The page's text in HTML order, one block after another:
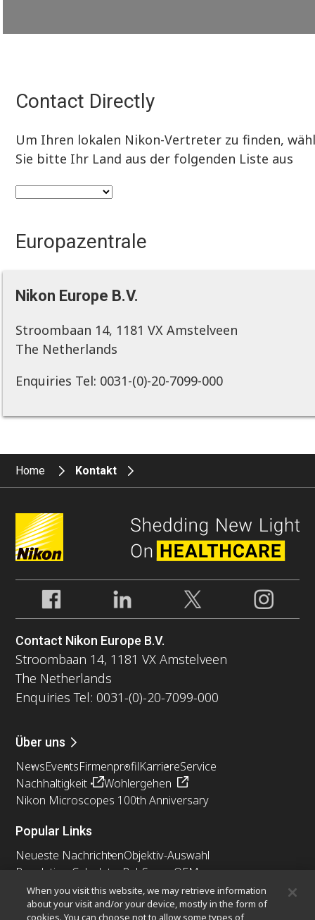
Contact Directly
Um Ihren lokalen Nikon-Vertreter zu finden,
Sie bitte Ihr Land aus der folgenden Liste aus
Europazentrale
Nikon Europe B.V.
Stroombaan 14, 1181 VX Amstelveen
The Netherlands
Enquiries Tel: 0031-(0)-20-7099-000
Home Kontakt
Contact Nikon Europe B.V.
Stroombaan 14, 1181 VX Amstelveen
The Netherlands
Enquiries Tel: 0031-(0)-20-7099-000
Über uns
NewsEventsFirmenprofilKarriereService
Nachhaltigkeit
Wohlergehen
Nikon Microscopes 100th Anniversary
Popular Links
Neueste NachrichtenObjektiv-Auswahl
Resolution Calculator PubScope OEM
Nikon Small World
MicroscopyU
When you visit this website, we may retrieve information
about your visit and/or your device, mostly in the form of
cookies. You can choose not to allow some types of